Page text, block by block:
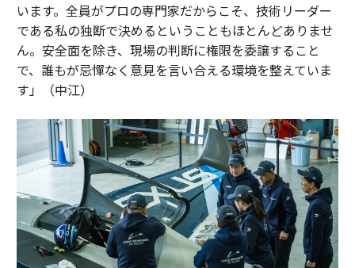
います。全員がプロの専門家だからこそ、技術リーダー
である私の独断で決めるということもほとんどありませ
ん。安全面を除き、現場の判断に権限を委譲すること
で、誰もが忌憚なく意見を言い合える環境を整えていま
す」（中江）